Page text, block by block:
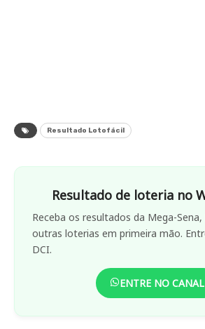
Resultado Lotofácil
Resultado de loteria no
Receba os resultados da Mega-
outras loterias em primeira mão.
DCI.
ENTRE NO CANAL